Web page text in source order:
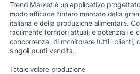
Trend Market è un applicativo
modo efficace l’intero mercato della
italiana e della produzione alimentare.
facilmente fornitori attuali e potenziali e
concorrenza, di monitorare tutti i clienti,
singoli punti vendita.
Totale valore produzione